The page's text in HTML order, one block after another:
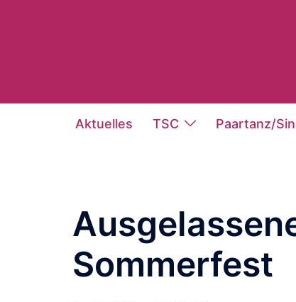
Aktuelles TSC Paartanz/
Sommerfest